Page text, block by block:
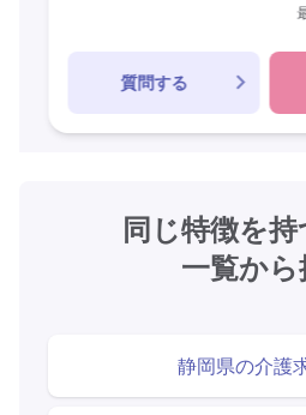
質問する
同じ特徴を
一覧か
静岡県の介護